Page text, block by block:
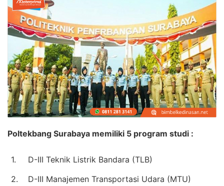
Poltekbang Surabaya memiliki 5 program studi :
1.
D-III Teknik Listrik Bandara (TLB)
2.
D-III Manajemen Transportasi Udara (MTU)